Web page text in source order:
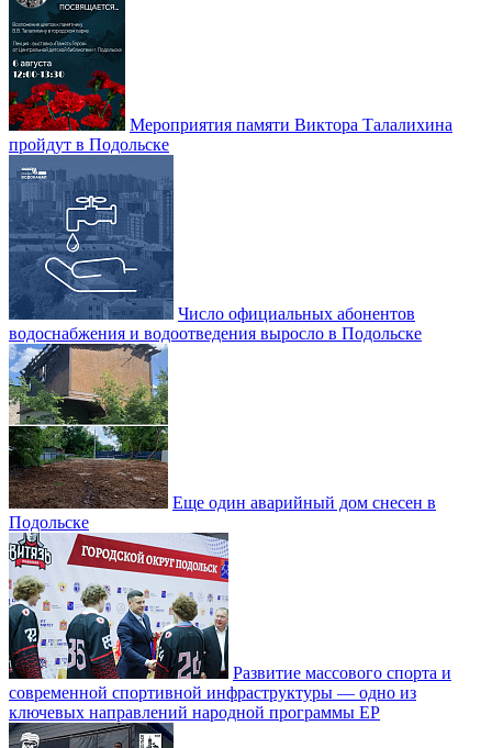
Мероприятия памяти Виктора Талалихина
пройдут в Подольске
Число официальных абонентов
водоснабжения и водоотведения выросло в Подольске
Еще один аварийный дом снесен в
Подольске
Развитие массового спорта и
современной спортивной инфраструктуры — одно из
ключевых направлений народной программы ЕР